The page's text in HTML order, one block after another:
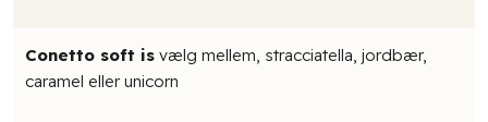
Conetto soft is vælg mellem, stracciatella, jordbær,
caramel eller unicorn